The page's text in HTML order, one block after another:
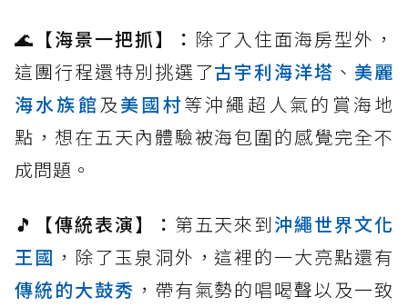
🌊 【海景一把抓】： 除了入住面海房型外，
這團行程還特別挑選了古宇利海洋塔 、 美麗
海水族館及美國村等沖繩超人氣的賞海地
點，想在五天內體驗被海包圍的感覺完全不
成問題。
🎵 【傳統表演】： 第五天來到沖繩世界文化
王國 ，除了玉泉洞外，這裡的一大亮點還有
傳統的大鼓秀 ，帶有氣勢的唱喝聲以及一致